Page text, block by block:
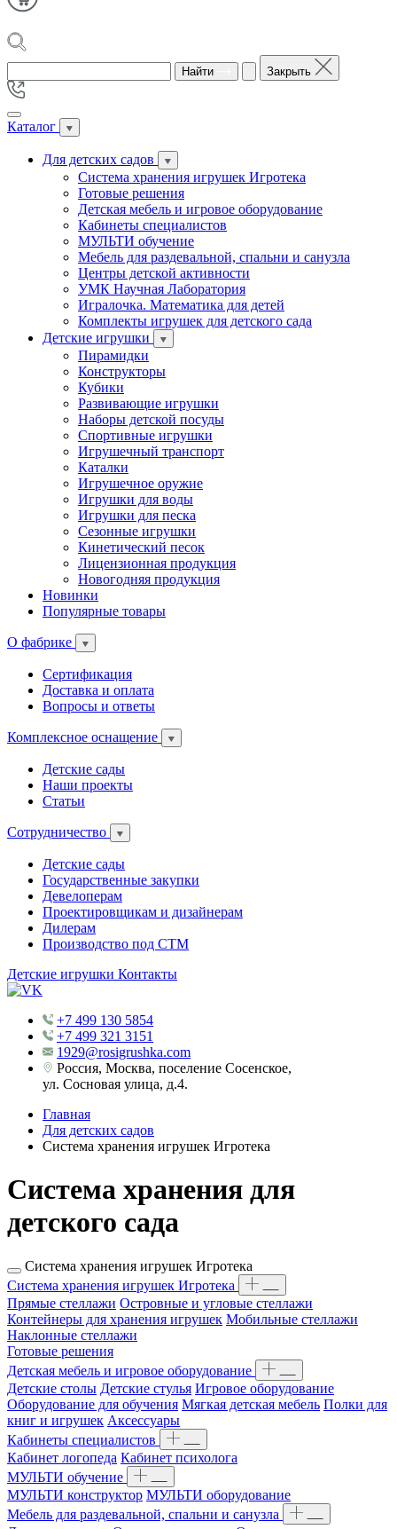
Найти Закрыть
Каталог
Для детских садов
Система хранения игрушек Игротека
Готовые решения
Детская мебель и игровое оборудование
Кабинеты специалистов
МУЛЬТИ обучение
Мебель для раздевальной, спальни и санузла
Центры детской активности
УМК Научная Лаборатория
Игралочка. Математика для детей
Комплекты игрушек для детского сада
Детские игрушки
Пирамидки
Конструкторы
Кубики
Развивающие игрушки
Наборы детской посуды
Спортивные игрушки
Игрушечный транспорт
Каталки
Игрушечное оружие
Игрушки для воды
Игрушки для песка
Сезонные игрушки
Кинетический песок
Лицензионная продукция
Новогодняя продукция
Новинки
Популярные товары
О фабрике
Сертификация
Доставка и оплата
Вопросы и ответы
Комплексное оснащение
Детские сады
Наши проекты
Статьи
Сотрудничество
Детские сады
Государственные закупки
Девелоперам
Проектировщикам и дизайнерам
Дилерам
Производство под СТМ
Детские игрушки Контакты
+7 499 130 5854
+7 499 321 3151
1929@rosigrushka.com
Россия, Москва, поселение Сосенское,
ул. Сосновая улица, д.4.
Главная
Для детских садов
Система хранения игрушек Игротека
Система хранения для
детского сада
Система хранения игрушек Игротека
Система хранения игрушек Игротека
Прямые стеллажи Островные и угловые стеллажи
Контейнеры для хранения игрушек Мобильные стеллажи
Наклонные стеллажи
Готовые решения
Детская мебель и игровое оборудование
Детские столы Детские стулья Игровое оборудование
Оборудование для обучения Мягкая детская мебель Полки для
книг и игрушек Аксессуары
Кабинеты специалистов
Кабинет логопеда Кабинет психолога
МУЛЬТИ обучение
МУЛЬТИ конструктор МУЛЬТИ оборудование
Мебель для раздевальной, спальни и санузла